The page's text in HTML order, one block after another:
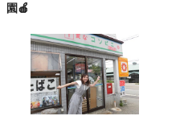
園🍎